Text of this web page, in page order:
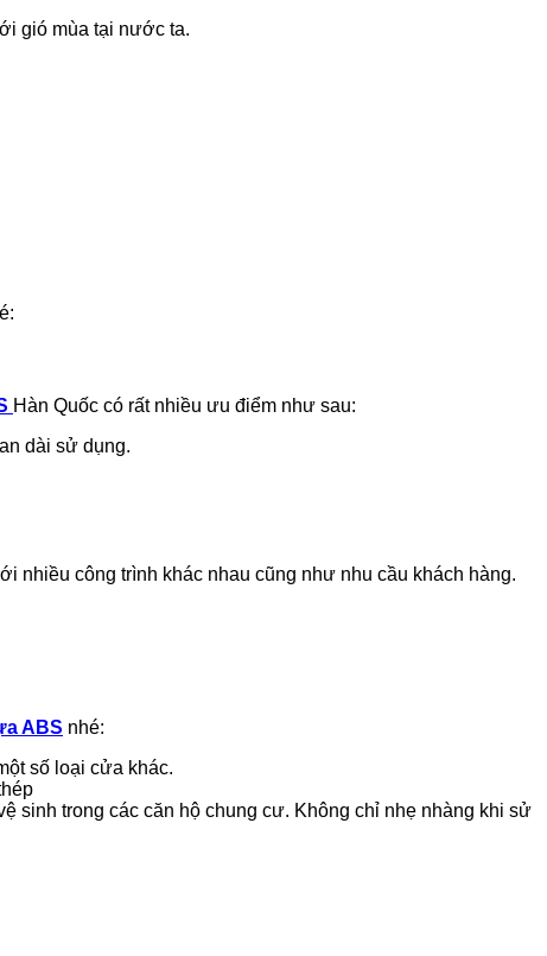
gió mùa tại nước ta.
Hàn Quốc có rất nhiều ưu điểm như sau:
dài sử dụng.
nhiều công trình khác nhau cũng như nhu cầu khách hàng.
ABS nhé:
số loại cửa khác.
trong các căn hộ chung cư. Không chỉ nhẹ nhàng khi sử